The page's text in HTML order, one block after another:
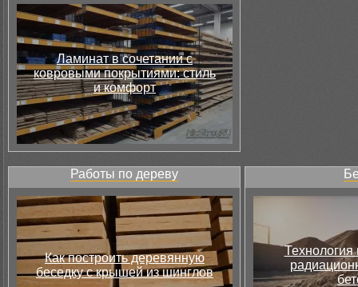
Ламинат в сочетании с
ковровыми покрытиями: стиль
и комфорт
Работы по дереву
Как построить деревянную
беседку с крышей из шинглов
Технология